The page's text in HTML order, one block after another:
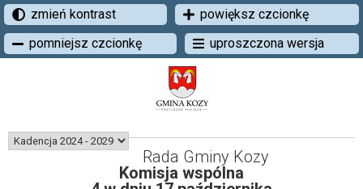
zmień kontrast
powiększ czcionkę
pomniejsz czcionkę
uproszczona wersja
Rada Gminy Kozy
Komisja wspólna